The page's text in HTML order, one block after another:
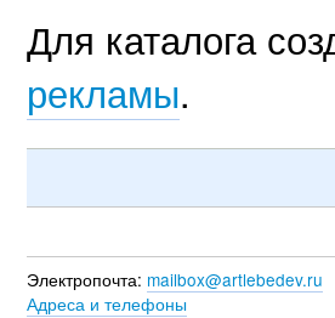
Для каталога
рекламы.
Электропочта: mailbox@artlebedev.ru
Адреса и телефоны